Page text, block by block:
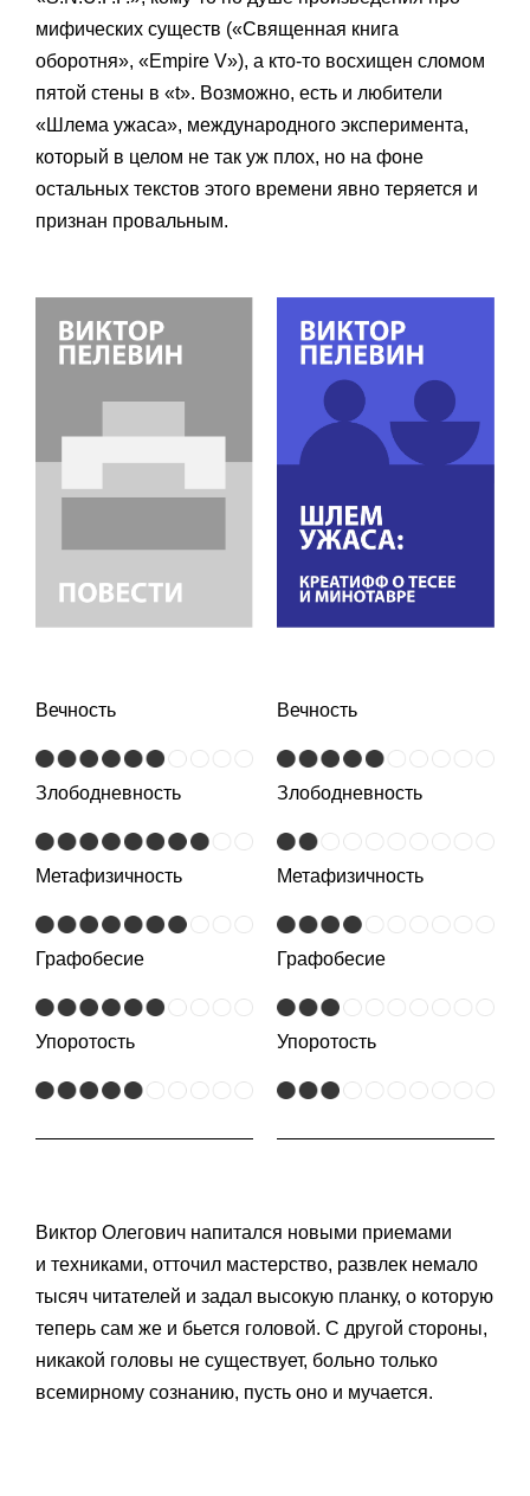
мифических существ («Священная книга
оборотня», «Empire V»), а кто-то восхищен сломом
пятой стены в «t». Возможно, есть и любители
«Шлема ужаса», международного эксперимента,
который в целом не так уж плох, но на фоне
остальных текстов этого времени явно теряется и
признан провальным.
Вечность
Злободневность
Метафизичность
Графобесие
Упоротость
Вечность
Злободневность
Метафизичность
Графобесие
Упоротость
Виктор Олегович напитался новыми приемами
и техниками, отточил мастерство, развлек немало
тысяч читателей и задал высокую планку, о которую
теперь сам же и бьется головой. С другой стороны,
никакой головы не существует, больно только
всемирному сознанию, пусть оно и мучается.